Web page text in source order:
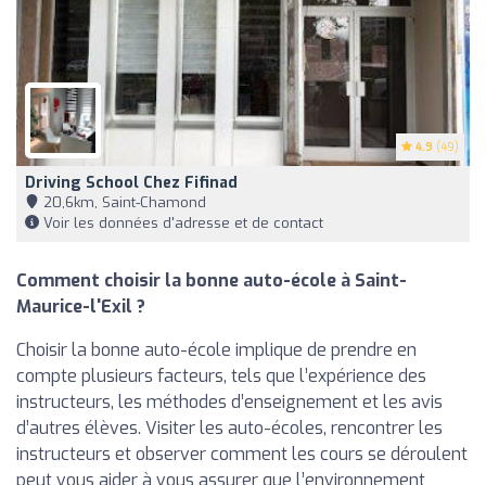
4.9 (49)
Driving School Chez Fifinad
20,6km, Saint-Chamond
Voir les données d'adresse et de contact
Comment choisir la bonne auto-école à Saint-
Maurice-l'Exil ?
Choisir la bonne auto-école implique de prendre en
compte plusieurs facteurs, tels que l’expérience des
instructeurs, les méthodes d’enseignement et les avis
d’autres élèves. Visiter les auto-écoles, rencontrer les
instructeurs et observer comment les cours se déroulent
peut vous aider à vous assurer que l’environnement